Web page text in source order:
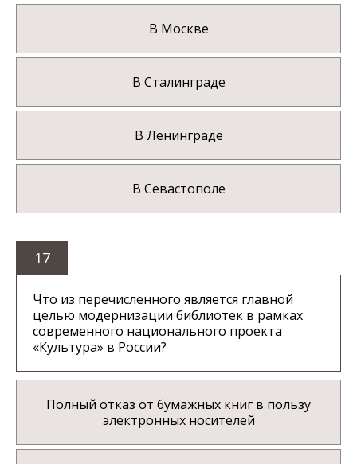
В Москве
В Сталинграде
В Ленинграде
В Севастополе
17
Что из перечисленного является главной
целью модернизации библиотек в рамках
современного национального проекта
«Культура» в России?
Полный отказ от бумажных книг в пользу
электронных носителей